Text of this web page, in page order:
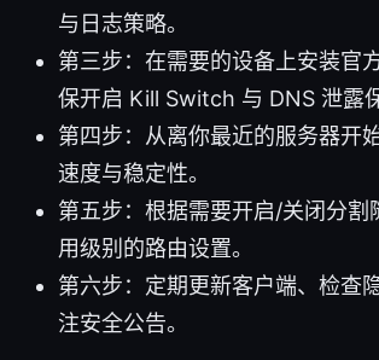
与日志策略。
第三步：在需要的设备上安装官
保开启 Kill Switch 与 DNS 泄露
第四步：从离你最近的服务器开
速度与稳定性。
第五步：根据需要开启/关闭分割
用级别的路由设置。
第六步：定期更新客户端、检查
注安全公告。